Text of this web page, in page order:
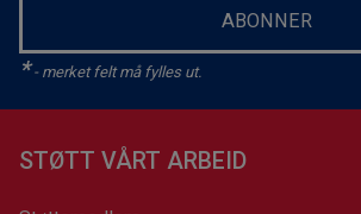
ABONNER
*- merket felt må fylles ut.
STØTT VÅRT ARBEID